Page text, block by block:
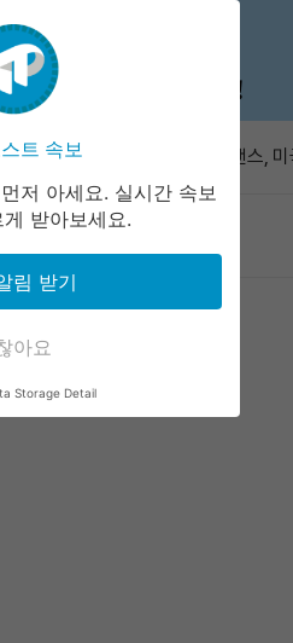
오데일리 오
바이낸스,
트
달러 공시
XRP 레저,
유럽연합,
바이낸스, 미
커뮤니티
트 속보
저 아세요. 실시간 속보
받아보세요.
림 받기
아요
Storage Detail